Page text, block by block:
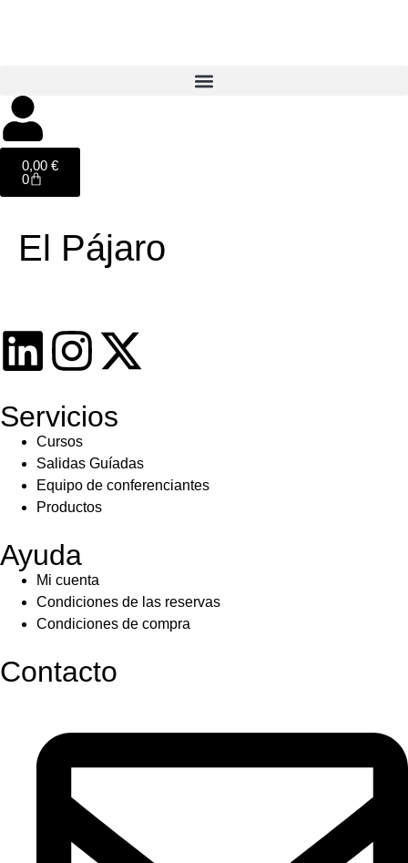
0,00 €
0
El Pájaro
Servicios
Cursos
Salidas Guíadas
Equipo de conferenciantes
Productos
Ayuda
Mi cuenta
Condiciones de las reservas
Condiciones de compra
Contacto